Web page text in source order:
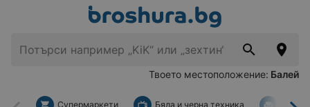
Твоето местоположение: Балей
Супермаркети Бяла и черна техника За